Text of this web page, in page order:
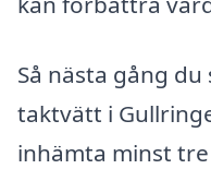
Så nästa gång
taktvätt i
inhämta minst